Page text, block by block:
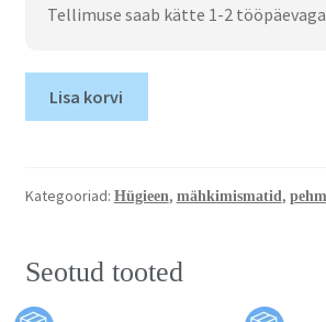
Tellimuse saab kätte 1-2
Lisa korvi
Kategooriad: Hügieen, mähkimismatid,
Seotud tooted